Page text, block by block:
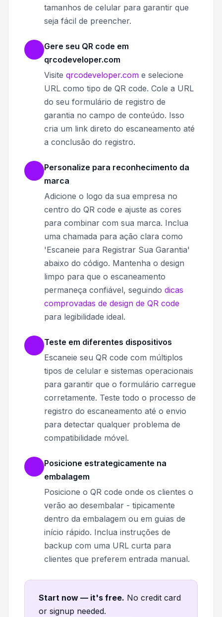
tamanhos de celular para garantir que
seja fácil de preencher.
Gere seu QR code em
qrcodeveloper.com
Visite qrcodeveloper.com e selecione
URL como tipo de QR code. Cole a URL
do seu formulário de registro de
garantia no campo de conteúdo. Isso
cria um link direto do escaneamento até
a conclusão do registro.
Personalize para reconhecimento da
marca
Adicione o logo da sua empresa no
centro do QR code e ajuste as cores
para combinar com sua marca. Inclua
uma chamada para ação clara como
'Escaneie para Registrar Sua Garantia'
abaixo do código. Mantenha o design
limpo para que o escaneamento
permaneça confiável, seguindo dicas
comprovadas de design de QR code
para legibilidade ideal.
Teste em diferentes dispositivos
Escaneie seu QR code com múltiplos
tipos de celular e sistemas operacionais
para garantir que o formulário carregue
corretamente. Teste todo o processo de
registro do escaneamento até o envio
para detectar qualquer problema de
compatibilidade móvel.
Posicione estrategicamente na
embalagem
Posicione o QR code onde os clientes o
verão ao desembalar - tipicamente
dentro da embalagem ou em guias de
início rápido. Inclua instruções de
backup com uma URL curta para
clientes que preferem entrada manual.
Start now — it's free. No credit card
or signup needed.